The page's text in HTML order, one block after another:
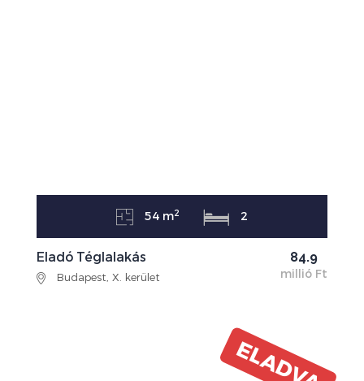
54 m2 2
84.9
millió Ft
Eladó Téglalakás
Budapest, X. kerület
ELADVA